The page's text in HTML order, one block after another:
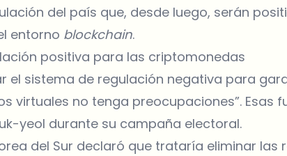
del país que, desde luego, serán
entorno blockchain.
positiva para las criptomonedas
el sistema de regulación negativa para
virtuales no tenga preocupaciones”. Esas
yeol durante su campaña electoral.
del Sur declaró que trataría eliminar las